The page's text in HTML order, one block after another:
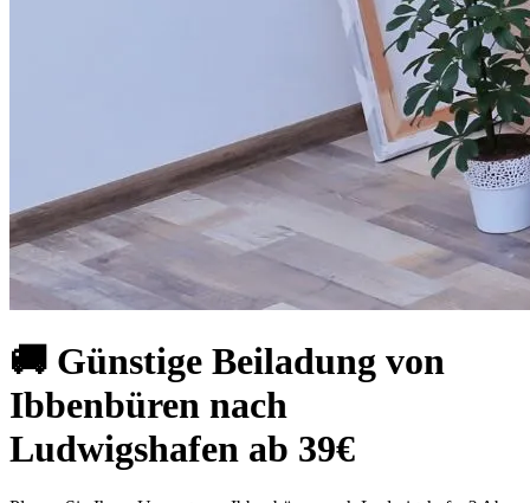
🚚 Günstige Beiladung von
Ibbenbüren nach
Ludwigshafen ab 39€